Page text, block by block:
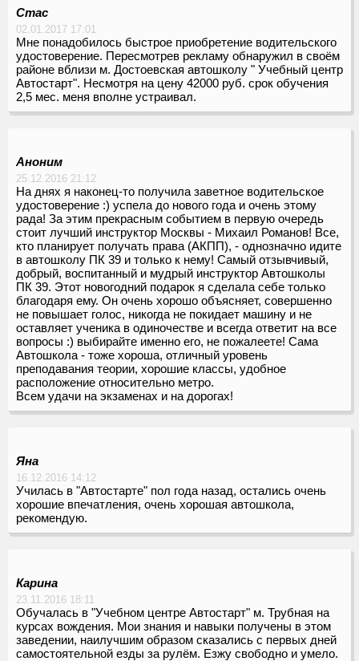
Стас
02.01.2017 17:01
Мне понадобилось быстрое приобретение водительского
удостоверение. Пересмотрев рекламу обнаружил в своём
районе вблизи м. Достоевская автошколу " Учебный центр
Автостарт". Несмотря на цену 42000 руб. срок обучения
2,5 мес. меня вполне устраивал.
Аноним
25.12.2016 21:12
На днях я наконец-то получила заветное водительское
удостоверение :) успела до нового года и очень этому
рада! За этим прекрасным событием в первую очередь
стоит лучший инструктор Москвы - Михаил Романов! Все,
кто планирует получать права (АКПП), - однозначно идите
в автошколу ПК 39 и только к нему! Самый отзывчивый,
добрый, воспитанный и мудрый инструктор Автошколы
ПК 39. Этот новогодний подарок я сделала себе только
благодаря ему. Он очень хорошо объясняет, совершенно
не повышает голос, никогда не покидает машину и не
оставляет ученика в одиночестве и всегда ответит на все
вопросы :) выбирайте именно его, не пожалеете! Сама
Автошкола - тоже хороша, отличный уровень
преподавания теории, хорошие классы, удобное
расположение относительно метро.
Всем удачи на экзаменах и на дорогах!
Яна
16.12.2016 14:12
Училась в "Автостарте" пол года назад, остались очень
хорошие впечатления, очень хорошая автошкола,
рекомендую.
Карина
23.11.2016 18:11
Обучалась в "Учебном центре Автостарт" м. Трубная на
курсах вождения. Мои знания и навыки получены в этом
заведении, наилучшим образом сказались с первых дней
самостоятельной езды за рулём. Езжу свободно и умело.